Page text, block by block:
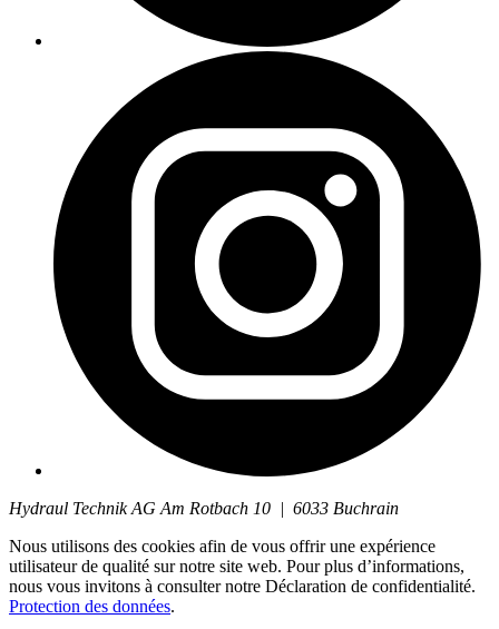
Hydraul Technik AG Am Rotbach 10 | 6033 Buchrain
Nous utilisons des cookies afin de vous offrir une expérience
utilisateur de qualité sur notre site web. Pour plus d’informations,
nous vous invitons à consulter notre Déclaration de confidentialité.
Protection des données.